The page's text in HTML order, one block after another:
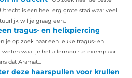
is een heel erg grote stad waar veel
wil je graag een...
tragus- en helixpiercing
je op zoek naar een leuke tragus- en
waar je het allermooiste exemplaar
dat Aramat...
deze haarspullen voor krullen